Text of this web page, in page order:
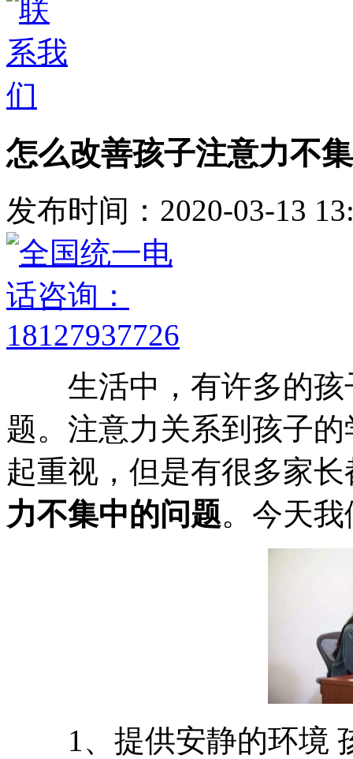
怎么改善孩子注意力不
发布时间：2020-03-13
生活中，有许多的孩
题。注意力关系到孩子
起重视，但是有很多家
力不集中的问题。今天
1、提供安静的环境